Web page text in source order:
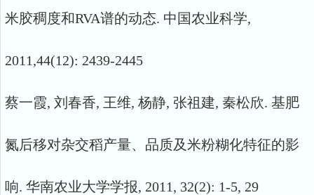
米胶稠度和RVA谱的动态. 中国农业科学,
2011,44(12): 2439-2445
蔡一霞, 刘春香, 王维, 杨静, 张祖建, 秦松欣. 基肥
氮后移对杂交稻产量、品质及米粉糊化特征的影
响. 华南农业大学学报, 2011, 32(2): 1-5, 29